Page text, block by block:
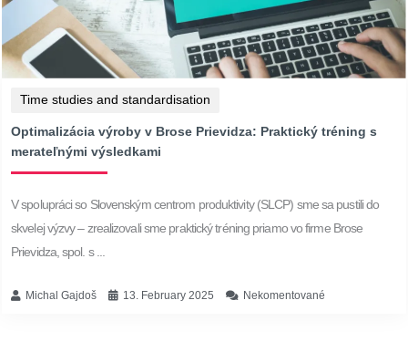
Time studies and standardisation
Optimalizácia výroby v Brose Prievidza: Praktický tréning s
merateľnými výsledkami
V spolupráci so Slovenským centrom produktivity (SLCP) sme sa pustili do
skvelej výzvy – zrealizovali sme praktický tréning priamo vo firme Brose
Prievidza, spol. s ...
Michal Gajdoš 13. February 2025 Nekomentované